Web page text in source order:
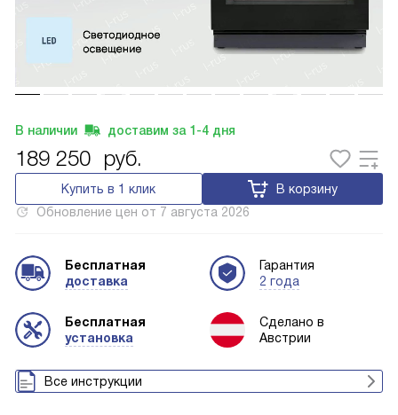
В наличии доставим за 1-4 дня
189 250 руб.
Купить в 1 клик
В корзину
Обновление цен от 7 августа 2026
Бесплатная
доставка
Бесплатная
установка
Гарантия
2 года
Сделано в
Австрии
Все инструкции